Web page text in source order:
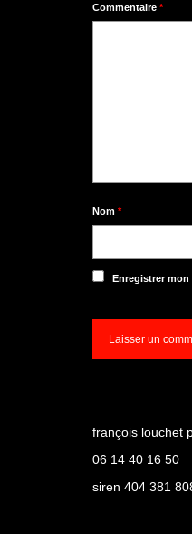
Commentaire *
Nom *
Enregistrer
françois louchet
06 14 40 16 50
siren 404 381